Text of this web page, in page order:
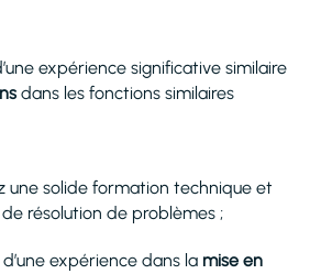
expérience significative similaire
dans les fonctions similaires
une solide formation technique et
résolution de problèmes ;
expérience dans la mise en